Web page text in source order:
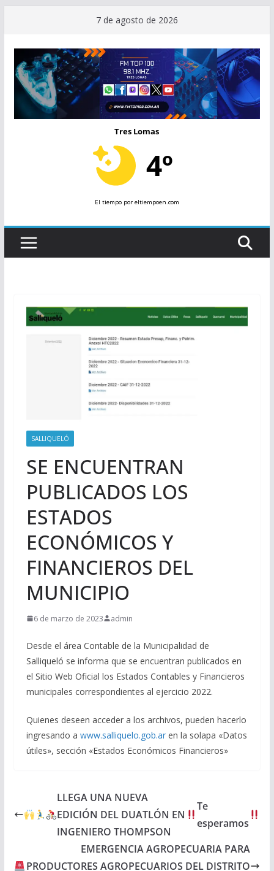
contenido
7 de agosto de 2026
Tres Lomas
4º
El tiempopor eltiempoen.com
SALLIQUELÓ
SE ENCUENTRAN
PUBLICADOS LOS
ESTADOS
ECONÓMICOS Y
FINANCIEROS DEL
MUNICIPIO
6 de marzo de 2023 admin
Desde el área Contable de la Municipalidad de
Salliqueló se informa que se encuentran publicados en
el Sitio Web Oficial los Estados Contables y Financieros
municipales correspondientes al ejercicio 2022.
Quienes deseen acceder a los archivos, pueden hacerlo
ingresando a www.salliquelo.gob.aren la solapa «Datos
útiles», sección «Estados Económicos Financieros»
LLEGA UNA NUEVA
EDICIÓN DEL DUATLÓN EN
INGENIERO THOMPSON
Te
esperamos
EMERGENCIA AGROPECUARIA PARA
PRODUCTORES AGROPECUARIOS DEL DISTRITO